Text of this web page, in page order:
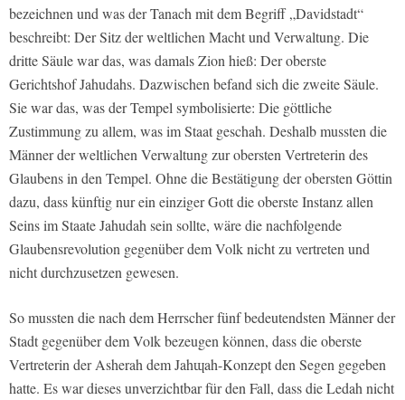
bezeichnen und was der Tanach mit dem Begriff „Davidstadt“
beschreibt: Der Sitz der weltlichen Macht und Verwaltung. Die
dritte Säule war das, was damals Zion hieß: Der oberste
Gerichtshof Jahudahs. Dazwischen befand sich die zweite Säule.
Sie war das, was der Tempel symbolisierte: Die göttliche
Zustimmung zu allem, was im Staat geschah. Deshalb mussten die
Männer der weltlichen Verwaltung zur obersten Vertreterin des
Glaubens in den Tempel. Ohne die Bestätigung der obersten Göttin
dazu, dass künftig nur ein einziger Gott die oberste Instanz allen
Seins im Staate Jahudah sein sollte, wäre die nachfolgende
Glaubensrevolution gegenüber dem Volk nicht zu vertreten und
nicht durchzusetzen gewesen.
So mussten die nach dem Herrscher fünf bedeutendsten Männer der
Stadt gegenüber dem Volk bezeugen können, dass die oberste
Vertreterin der Asherah dem Jahɰah-Konzept den Segen gegeben
hatte. Es war dieses unverzichtbar für den Fall, dass die Ledah nicht